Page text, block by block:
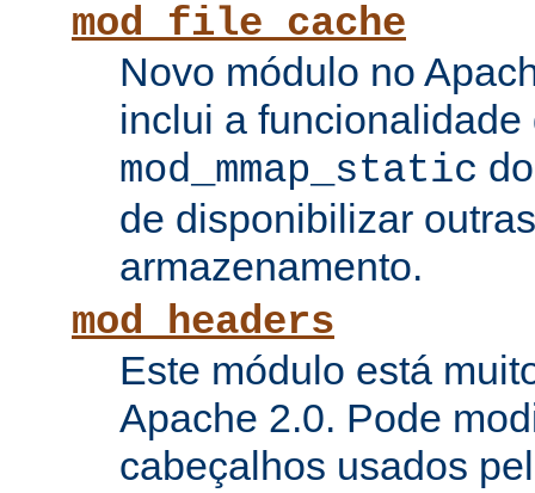
mod_file_cache
Novo módulo no
inclui a funcionalidade
mod_mmap_static
de disponibilizar
armazenamento.
mod_headers
Este módulo está
Apache 2.0. Pode
cabeçalhos usados